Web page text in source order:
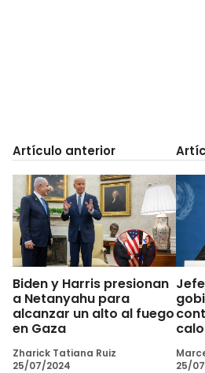
Artículo anterior
Biden y Harris presionan
a Netanyahu para
alcanzar un alto al fuego
en Gaza
Zharick Tatiana Ruiz
25/07/2024
25/